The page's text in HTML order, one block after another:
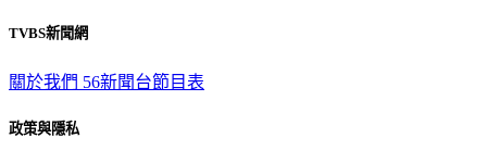
TVBS新聞網
關於我們 56新聞台節目表
政策與隱私